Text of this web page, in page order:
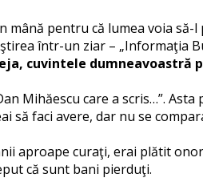
mână pentru că lumea voia
într-un ziar – „Informaţia
cuvintele
Mihăescu care a scris…”.
faci avere, dar nu se
aproape curaţi, erai plătit
că sunt bani pierduţi.